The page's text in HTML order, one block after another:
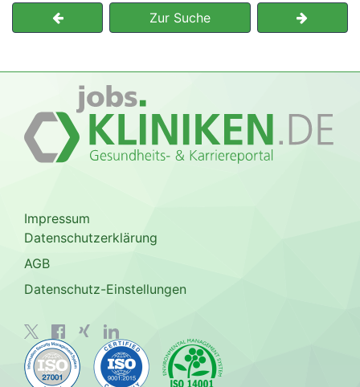
Zur Suche
Impressum
Datenschutzerklärung
AGB
Datenschutz-Einstellungen